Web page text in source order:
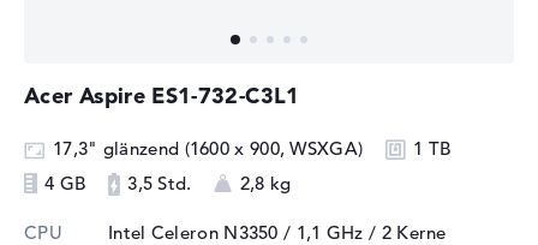
Acer Aspire ES1-732-C3L1
17,3" glänzend (1600 x 900, WSXGA)
1 TB
4 GB
3,5 Std. 2,8 kg
CPU Intel Celeron N3350 / 1,1 GHz / 2 Kerne